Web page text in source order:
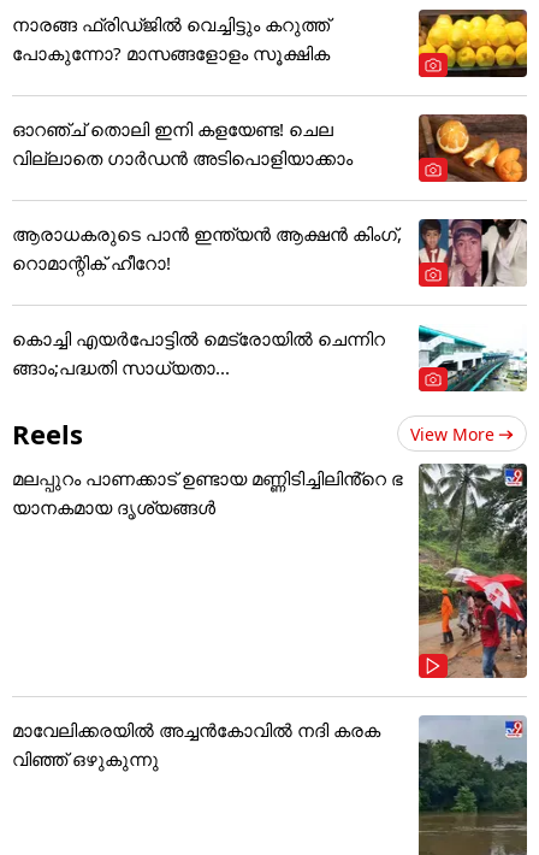
നാരങ്ങ ഫ്രിഡ്ജിൽ വെച്ചിട്ടും കറുത്ത്
പോകുന്നോ? മാസങ്ങളോളം സൂക്ഷിക
ഓറഞ്ച് തൊലി ഇനി കളയേണ്ട! ചെല
വില്ലാതെ ഗാർഡൻ അടിപൊളിയാക്കാം
ആരാധകരുടെ പാൻ ഇന്ത്യൻ ആക്ഷൻ കിംഗ്,
റൊമാന്റിക് ഹീറോ!
കൊച്ചി എയര്‍പോട്ടില്‍ മെട്രോയില്‍ ചെന്നിറ
ങ്ങാം;പദ്ധതി സാധ്യതാ...
Reels View More
മലപ്പുറം പാണക്കാട് ഉണ്ടായ മണ്ണിടിച്ചിലിൻ്റെ ഭ
യാനകമായ ദൃശ്യങ്ങൾ
മാവേലിക്കരയിൽ അച്ചൻകോവിൽ നദി കരക
വിഞ്ഞ് ഒഴുകുന്നു